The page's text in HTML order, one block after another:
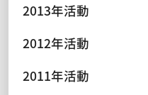
2013年活動
2012年活動
2011年活動